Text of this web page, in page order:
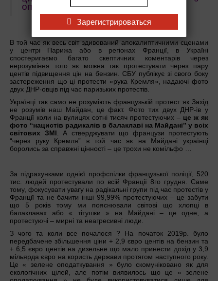
опитуванням попереднього тижня.
В той час як весь світ здивований апокалиптичними сценами
у центрі Парижа або в регіонах Франції, в Україні
спостеригаємо багато скептичних коментарів через
нерозуміння того як можна так протестувати через пару
центів підвищення цін на бензин. СБУ публікує зі свого боку
застереження що ці протести «рука Кремля», надаючі фото
двух ДНР-овців під час паризьких протестів.
Українці так само не розуміють французькій протест як Захід
не розумів наш Майдан, це факт. Фото тих двух ДНР-ів у
Франції коли на вулицях сотні тисяч протестуючих – це ж як
фото “нацистів радикалів в балаклаві на Майдані” у всіх
світових ЗМІ. А стверджувати що французи протестують
“через руку Кремля” в той час як на Майдані українці
боролись за справжні цінності – це трохи не комільфо …
За підрахунками однієї профспілки французької поліції, 520
тис. людей протестували по всій Франції 8го грудня. Саме
тому, фокусувати увагу на радікальні групи під час протестів у
Франції та не бачити інші 99,99% протестуючих – це забути
що 5 років тому ми пояснювали свiтові що хлопці в
балаклавах або « тітушки » на Майдані – це одне, а
протестуючі – мирні та неагресивні люди.
З чого та коли все почалося ? На початок 2019р. було
передбачене збільшення ціни + 2,9 євро центів на бензин та
+ 6,5 євро центів на дизельне що мало принести дохід у 3,9
мільярда євро на користь держави протягом наступного року.
Це « зелене оподаткування » було скомуніковано як для
екологічних цілей, але потім виявилось що це « зелене
Зарегистрироваться